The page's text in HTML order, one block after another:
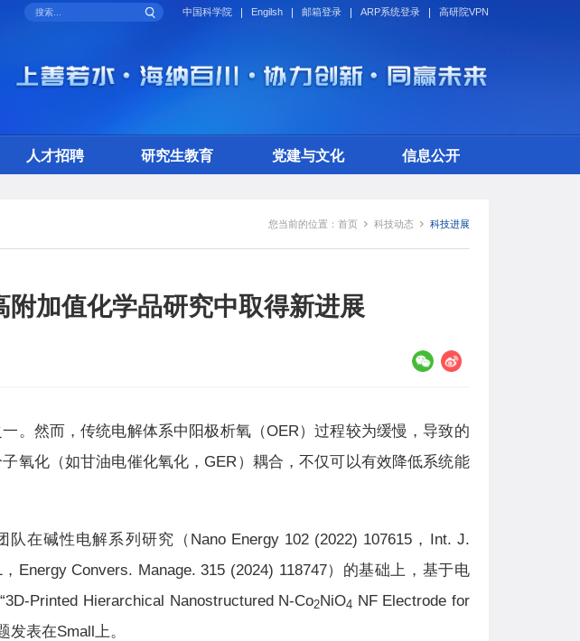
中国科学院 Engilsh 邮箱登录 ARP系统登录 高研院VPN
人才招聘 研究生教育 党建与文化 信息公开
您当前的位置： 首页 科技动态 科技进展
加值化学品研究中取得新进展
。然而，传统电解体系中阳极析氧（OER）过程较为缓慢，导致的
氧化（如甘油电催化氧化，GER）耦合，不仅可以有效降低系统能
在碱性电解系列研究（Nano Energy 102 (2022) 107615，Int. J.
Energy Convers. Manage. 315 (2024) 118747）的基础上，基于电
Printed Hierarchical Nanostructured N-Co2NiO4 NF Electrode for
表在Small上。